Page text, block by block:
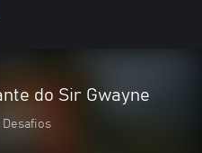
do Sir Gwayne
Desafios